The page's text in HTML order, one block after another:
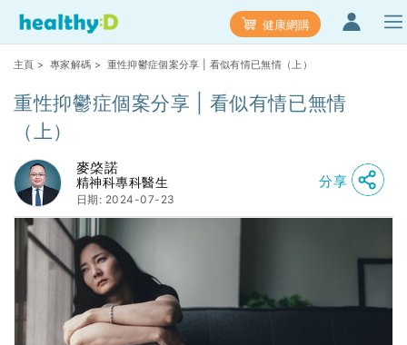
健康網購
主頁 > 專家解碼 > 重性抑鬱症個案分享 | 看似有情已無情（上）
重性抑鬱症個案分享 | 看似有情已無情
（上）
麥棨諾
精神科專科醫生
日期: 2024-07-23
分享